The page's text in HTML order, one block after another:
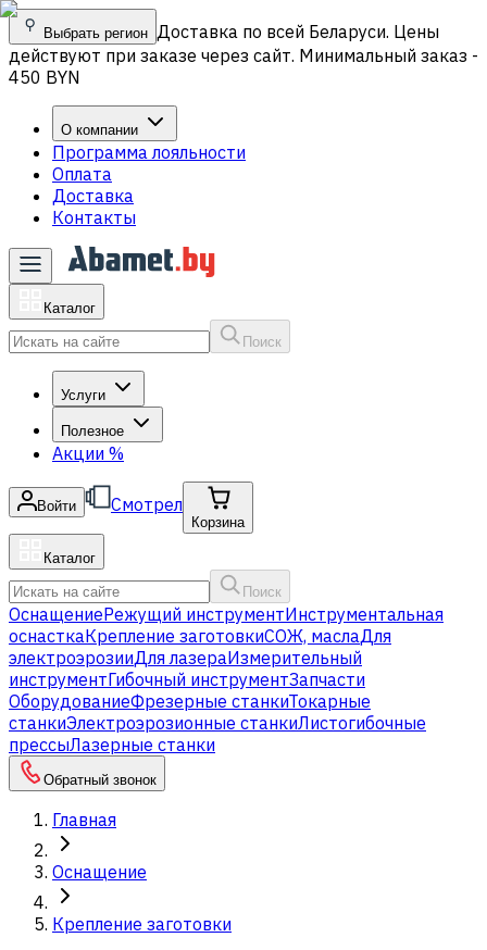
Выбрать регион Доставка по всей Беларуси. Цены
действуют при заказе через сайт. Минимальный заказ -
450 BYN
О компании
Программа лояльности
Оплата
Доставка
Контакты
Каталог
Поиск
Услуги
Полезное
Акции %
Войти Смотрел
Корзина
Каталог
Поиск
ОснащениеРежущий инструментИнструментальная
оснасткаКрепление заготовкиСОЖ, маслаДля
электроэрозииДля лазераИзмерительный
инструментГибочный инструментЗапчасти
ОборудованиеФрезерные станкиТокарные
станкиЭлектроэрозионные станкиЛистогибочные
прессыЛазерные станки
Обратный звонок
Главная
Оснащение
Крепление заготовки